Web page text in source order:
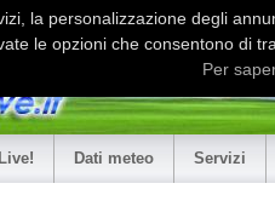
Live! Dati meteo Servizi
la personalizzazione degli
le opzioni che consentono di
Per